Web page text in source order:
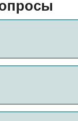
Сделок.